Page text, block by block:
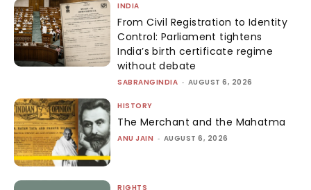
INDIA
From Civil Registration to Identity
Control: Parliament tightens
India’s birth certificate regime
without debate
SABRANGINDIA - AUGUST 6, 2026
HISTORY
The Merchant and the Mahatma
ANU JAIN - AUGUST 6, 2026
RIGHTS